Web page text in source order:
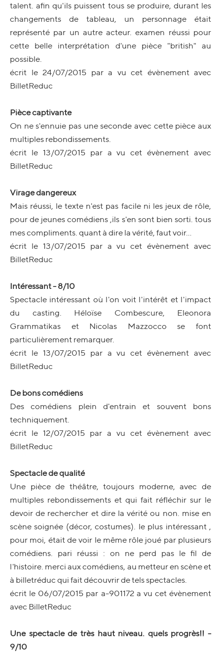
talent. afin qu'ils puissent tous se produire, durant les
changements de tableau, un personnage était
représenté par un autre acteur. examen réussi pour
cette belle interprétation d'une pièce "british" au
possible.
écrit le 24/07/2015 par a vu cet évènement avec
BilletReduc
Pièce captivante
On ne s'ennuie pas une seconde avec cette pièce aux
multiples rebondissements.
écrit le 13/07/2015 par a vu cet évènement avec
BilletReduc
Virage dangereux
Mais réussi, le texte n'est pas facile ni les jeux de rôle,
pour de jeunes comédiens ,ils s'en sont bien sorti. tous
mes compliments. quant à dire la vérité, faut voir...
écrit le 13/07/2015 par a vu cet évènement avec
BilletReduc
Intéressant - 8/10
Spectacle intéressant où l'on voit l'intérêt et l'impact
du casting. Héloïse Combescure, Eleonora
Grammatikas et Nicolas Mazzocco se font
particulièrement remarquer.
écrit le 13/07/2015 par a vu cet évènement avec
BilletReduc
De bons comédiens
Des comédiens plein d'entrain et souvent bons
techniquement.
écrit le 12/07/2015 par a vu cet évènement avec
BilletReduc
Spectacle de qualité
Une pièce de théâtre, toujours moderne, avec de
multiples rebondissements et qui fait réfléchir sur le
devoir de rechercher et dire la vérité ou non. mise en
scène soignée (décor, costumes). le plus intéressant ,
pour moi, était de voir le même rôle joué par plusieurs
comédiens. pari réussi : on ne perd pas le fil de
l'histoire. merci aux comédiens, au metteur en scène et
à billetréduc qui fait découvrir de tels spectacles.
écrit le 06/07/2015 par a-901172 a vu cet évènement
avec BilletReduc
Une spectacle de très haut niveau. quels progrès!! -
9/10